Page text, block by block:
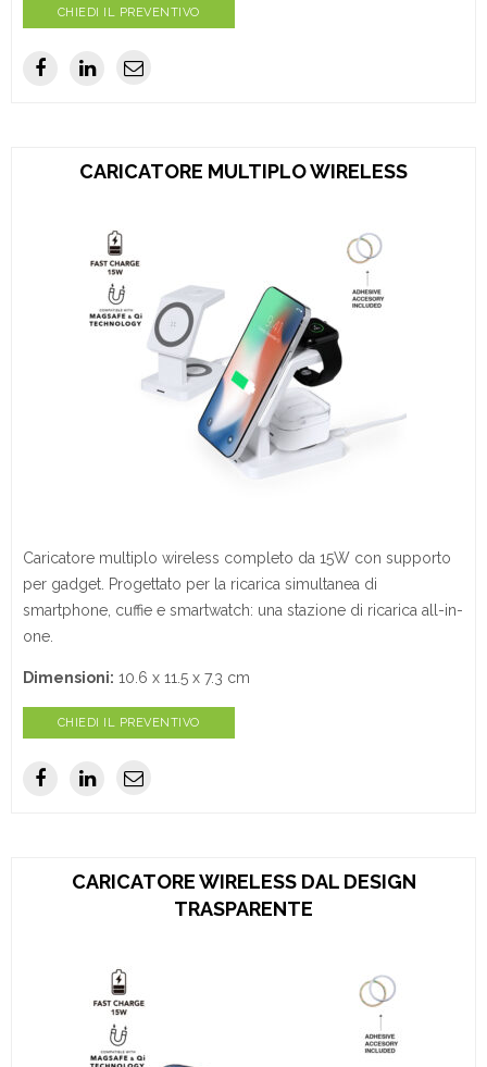
CHIEDI IL PREVENTIVO
CARICATORE MULTIPLO WIRELESS
Caricatore multiplo wireless completo da 15W con supporto
per gadget. Progettato per la ricarica simultanea di
smartphone, cuffie e smartwatch: una stazione di ricarica all-in-
one.
Dimensioni: 10.6 x 11.5 x 7.3 cm
CHIEDI IL PREVENTIVO
CARICATORE WIRELESS DAL DESIGN
TRASPARENTE